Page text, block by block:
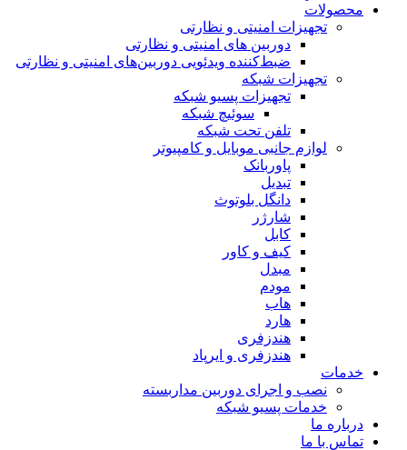
محصولات
تجهیزات امنیتی و نظارتی
دوربین های امنیتی و نظارتی
ضبط‌کننده ویدئویی دوربین‌های امنیتی و نظارتی
تجهیزات شبکه
تجهیزات پسیو شبکه
سوئیچ‌ شبکه
تلفن تحت شبکه
لوازم جانبی موبایل و کامپیوتر
پاوربانک
تبدیل
دانگل بلوتوث
شارژر
کابل
کیف و کاور
مبدل
مودم
هاب
هارد
هندزفری
هندزفری و ایرپاد
خدمات
نصب و اجرای دوربین مداربسته
خدمات پسیو شبکه
درباره ما
تماس با ما